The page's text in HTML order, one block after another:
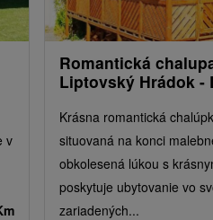
v
Romantická
Liptovský Hrádok -
Krásna romantická
situovaná na konci
obkolesená lúkou s
poskytuje ubytovanie vo
zariadených...